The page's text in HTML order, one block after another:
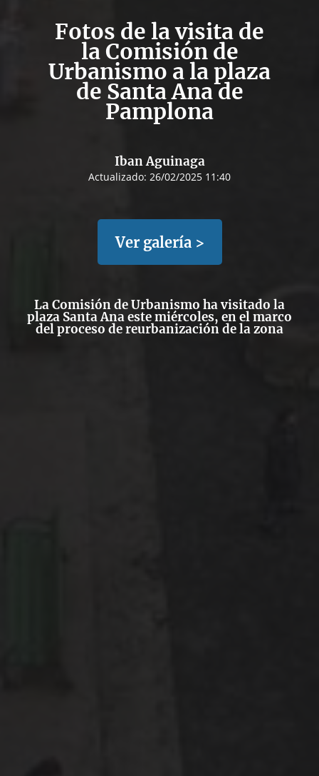
Fotos de la visita de
la Comisión de
Urbanismo a la plaza
de Santa Ana de
Pamplona
Iban Aguinaga
Actualizado: 26/02/2025 11:40
Ver galería >
La Comisión de Urbanismo ha visitado la
plaza Santa Ana este miércoles, en el marco
del proceso de reurbanización de la zona